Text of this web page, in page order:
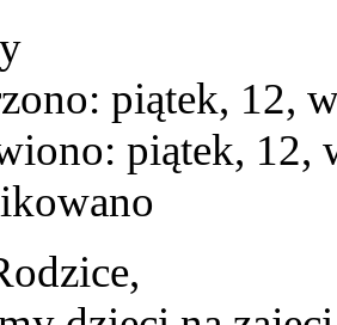
piątek, 12,
piątek, 12,